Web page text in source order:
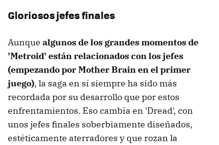
Gloriosos jefes finales
Aunque algunos de los grandes momentos de
'Metroid' están relacionados con los jefes
(empezando por Mother Brain en el primer
juego), la saga en sí siempre ha sido más
recordada por su desarrollo que por estos
enfrentamientos. Eso cambia en 'Dread', con
unos jefes finales soberbiamente diseñados,
estéticamente aterradores y que rozan la